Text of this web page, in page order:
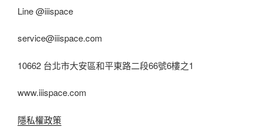
Line @iiispace
service@iiispace.com
10662 台北市大安區和平東路二段66號6樓之1
www.iiispace.com
隱私權政策